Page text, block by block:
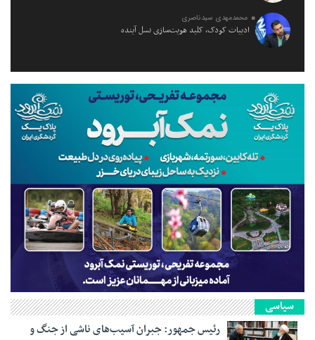
محمدمهدی سیدناصری
ادبیات کودک، کلید هویت‌سازی نسل آینده
سیاسی
رئیس جمهور: جبران آسیب‌های ناشی از جنگ و